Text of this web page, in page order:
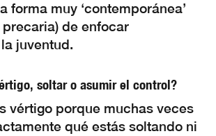
forma muy ‘contemporánea’
de enfocar
juventud.
soltar o asumir el control?
vértigo porque muchas veces
qué estás soltando ni